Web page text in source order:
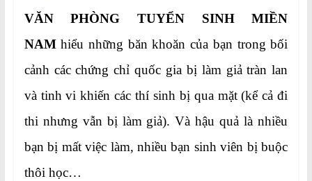
VĂN PHÒNG TUYỂN SINH MIỀN
NAMhiểu những băn khoăn của bạn trong bối
cảnh các chứng chỉ quốc gia bị làm giả tràn lan
và tinh vi khiến các thí sinh bị qua mặt (kể cả đi
thi nhưng vẫn bị làm giả). Và hậu quả là nhiều
bạn bị mất việc làm, nhiều bạn sinh viên bị buộc
thôi học…